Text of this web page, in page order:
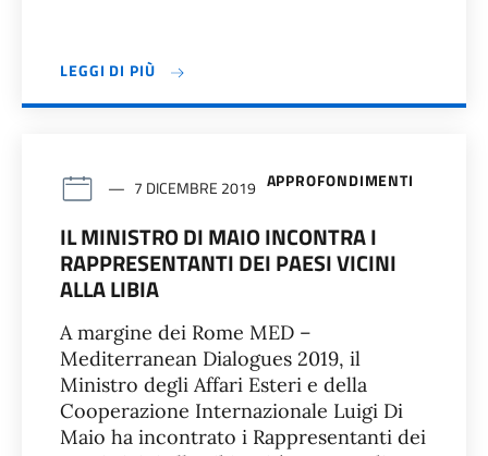
LEGGI DI PIÙ
APPROFONDIMENTI
7 DICEMBRE 2019
IL MINISTRO DI MAIO INCONTRA I
RAPPRESENTANTI DEI PAESI VICINI
ALLA LIBIA
A margine dei Rome MED –
Mediterranean Dialogues 2019, il
Ministro degli Affari Esteri e della
Cooperazione Internazionale Luigi Di
Maio ha incontrato i Rappresentanti dei